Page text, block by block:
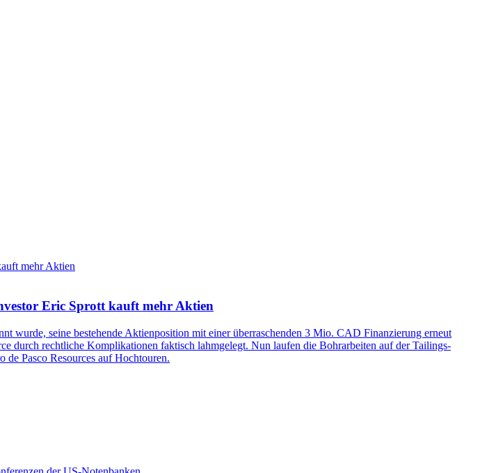
Eric Sprott kauft mehr Aktien
wurde, seine bestehende Aktienposition mit einer überraschenden 3 Mio. CAD Finanzierung erneut
durch rechtliche Komplikationen faktisch lahmgelegt. Nun laufen die Bohrarbeiten auf der Tailings-
Pasco Resources auf Hochtouren.